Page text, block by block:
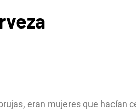
eran mujeres que hacían